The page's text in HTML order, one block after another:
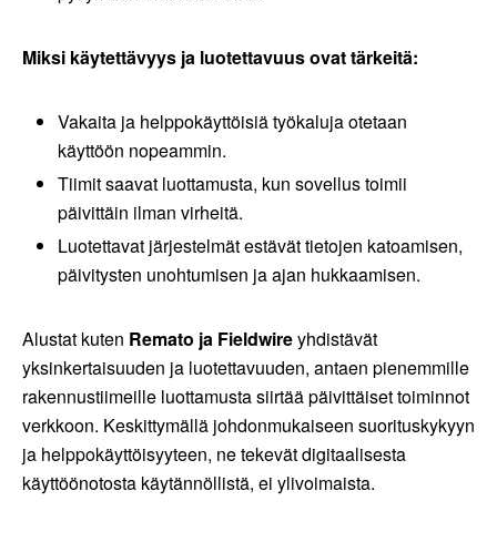
Miksi käytettävyys ja luotettavuus ovat tärkeitä:
Vakaita ja helppokäyttöisiä työkaluja otetaan
käyttöön nopeammin.
Tiimit saavat luottamusta, kun sovellus toimii
päivittäin ilman virheitä.
Luotettavat järjestelmät estävät tietojen katoamisen,
päivitysten unohtumisen ja ajan hukkaamisen.
Alustat kuten Remato ja Fieldwireyhdistävät
yksinkertaisuuden ja luotettavuuden, antaen pienemmille
rakennustiimeille luottamusta siirtää päivittäiset toiminnot
verkkoon. Keskittymällä johdonmukaiseen suorituskykyyn
ja helppokäyttöisyyteen, ne tekevät digitaalisesta
käyttöönotosta käytännöllistä, ei ylivoimaista.